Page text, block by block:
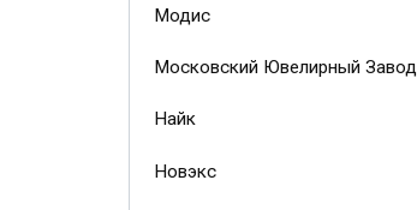
Модис
Московский Ювелирный Завод
Найк
Новэкс